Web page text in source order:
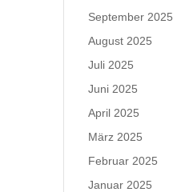
September 2025
August 2025
Juli 2025
Juni 2025
April 2025
März 2025
Februar 2025
Januar 2025